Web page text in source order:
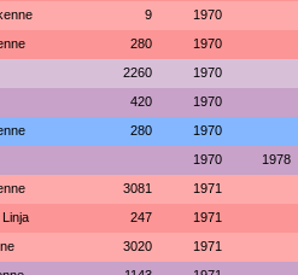
9 1970
280 1970
2260 1970
420 1970
280 1970
1970 1978
3081 1971
247 1971
3020 1971